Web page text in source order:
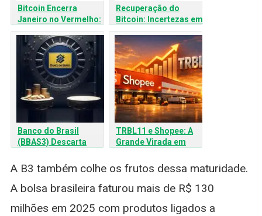
Bitcoin Encerra
Janeiro no Vermelho:
O Impacto dos Juros
dos EUA na Sua
Carteira
Recuperação do
Bitcoin: Incertezas em
Meio a Ventos
Contrários
Macroeconômicos
Banco do Brasil
(BBAS3) Descarta
Extraordinários :
Entenda a Estratégia
TRBL11 e Shopee: A
Grande Virada em
Reduziu a Vacância
para 3,3%
A B3 também colhe os frutos dessa maturidade.
A bolsa brasileira faturou mais de R$ 130
milhões em 2025 com produtos ligados a